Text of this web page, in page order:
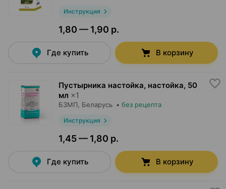
Инструкция
1,80 — 1,90 р.
Где купить В корзину
Пустырника настойка, настойка, 50
мл ×1
БЗМП , Беларусь • без рецепта
Инструкция
1,45 — 1,80 р.
Где купить В корзину